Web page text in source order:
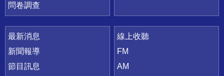
問卷調查
最新消息
新聞報導
節目訊息
線上收聽
FM
AM